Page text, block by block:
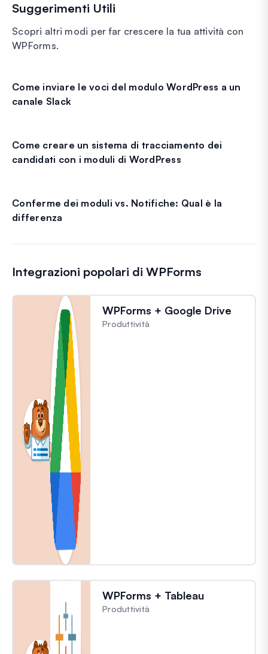
Suggerimenti Utili
Scopri altri modi per far crescere la tua attività con
WPForms.
Come inviare le voci del modulo WordPress a un
canale Slack
Come creare un sistema di tracciamento dei
candidati con i moduli di WordPress
Conferme dei moduli vs. Notifiche: Qual è la
differenza
Integrazioni popolari di WPForms
WPForms + Google Drive
Produttività
WPForms + Tableau
Produttività